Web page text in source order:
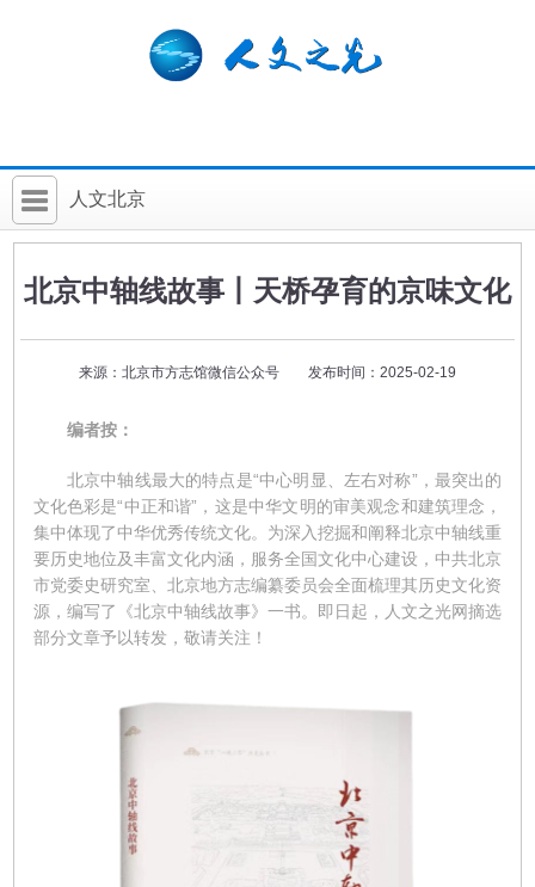
人文北京
社科要闻
社科讲堂
科普活动
北京中轴线故事丨天桥孕育的京味文化
来源：北京市方志馆微信公众号 发布时间：2025-02-19
编者按：
北京中轴线最大的特点是“中心明显、左右对称”，最突出的
文化色彩是“中正和谐”，这是中华文明的审美观念和建筑理念，
集中体现了中华优秀传统文化。为深入挖掘和阐释北京中轴线重
要历史地位及丰富文化内涵，服务全国文化中心建设，中共北京
市党委史研究室、北京地方志编纂委员会全面梳理其历史文化资
源，编写了《北京中轴线故事》一书。即日起，人文之光网摘选
部分文章予以转发，敬请关注！